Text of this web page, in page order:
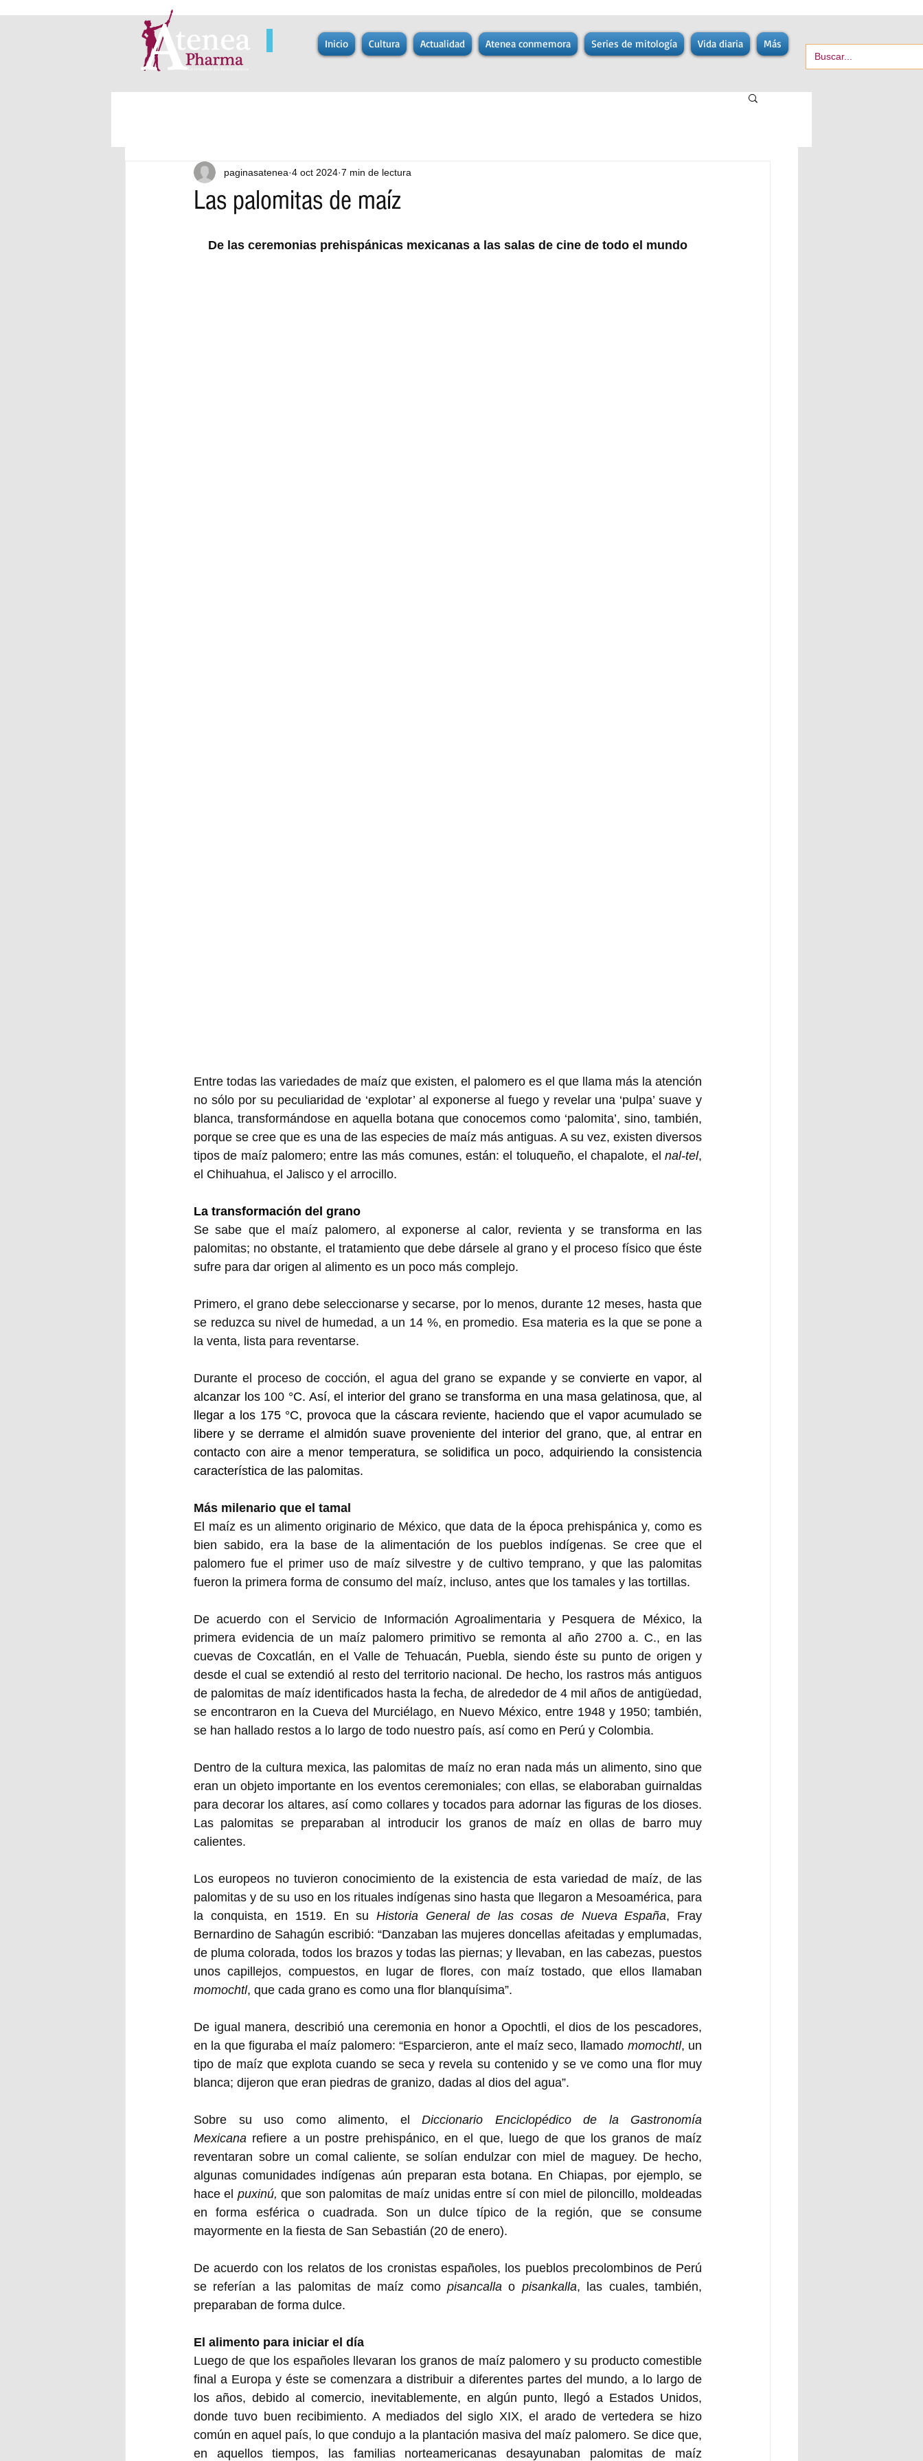
Inicio Cultura Actualidad Atenea conmemora Series de mitología Vida diaria Más
Las palomitas de maíz
paginasatenea 4 oct 2024 7 min de lectura
De las ceremonias prehispánicas mexicanas a las salas de cine de todo el mundo
Entre todas las variedades de maíz que existen, el palomero es el que llama más la atención
no sólo por su peculiaridad de ‘explotar’ al exponerse al fuego y revelar una ‘pulpa’ suave y
blanca, transformándose en aquella botana que conocemos como ‘palomita’, sino, también,
porque se cree que es una de las especies de maíz más antiguas. A su vez, existen diversos
tipos de maíz palomero; entre las más comunes, están: el toluqueño, el chapalote, el nal-tel,
el Chihuahua, el Jalisco y el arrocillo.
La transformación del grano
Se sabe que el maíz palomero, al exponerse al calor, revienta y se transforma en las
palomitas; no obstante, el tratamiento que debe dársele al grano y el proceso físico que éste
sufre para dar origen al alimento es un poco más complejo.
Primero, el grano debe seleccionarse y secarse, por lo menos, durante 12 meses, hasta que
se reduzca su nivel de humedad, a un 14 %, en promedio. Esa materia es la que se pone a
la venta, lista para reventarse.
Durante el proceso de cocción, el agua del grano se expande y se convierte en vapor, al
alcanzar los 100 °C. Así, el interior del grano se transforma en una masa gelatinosa, que, al
llegar a los 175 °C, provoca que la cáscara reviente, haciendo que el vapor acumulado se
libere y se derrame el almidón suave proveniente del interior del grano, que, al entrar en
contacto con aire a menor temperatura, se solidifica un poco, adquiriendo la consistencia
característica de las palomitas.
Más milenario que el tamal
El maíz es un alimento originario de México, que data de la época prehispánica y, como es
bien sabido, era la base de la alimentación de los pueblos indígenas. Se cree que el
palomero fue el primer uso de maíz silvestre y de cultivo temprano, y que las palomitas
fueron la primera forma de consumo del maíz, incluso, antes que los tamales y las tortillas.
De acuerdo con el Servicio de Información Agroalimentaria y Pesquera de México, la
primera evidencia de un maíz palomero primitivo se remonta al año 2700 a. C., en las
cuevas de Coxcatlán, en el Valle de Tehuacán, Puebla, siendo éste su punto de origen y
desde el cual se extendió al resto del territorio nacional. De hecho, los rastros más antiguos
de palomitas de maíz identificados hasta la fecha, de alrededor de 4 mil años de antigüedad,
se encontraron en la Cueva del Murciélago, en Nuevo México, entre 1948 y 1950; también,
se han hallado restos a lo largo de todo nuestro país, así como en Perú y Colombia.
Dentro de la cultura mexica, las palomitas de maíz no eran nada más un alimento, sino que
eran un objeto importante en los eventos ceremoniales; con ellas, se elaboraban guirnaldas
para decorar los altares, así como collares y tocados para adornar las figuras de los dioses.
Las palomitas se preparaban al introducir los granos de maíz en ollas de barro muy
calientes.
Los europeos no tuvieron conocimiento de la existencia de esta variedad de maíz, de las
palomitas y de su uso en los rituales indígenas sino hasta que llegaron a Mesoamérica, para
la conquista, en 1519. En su Historia General de las cosas de Nueva España, Fray
Bernardino de Sahagún escribió: “Danzaban las mujeres doncellas afeitadas y emplumadas,
de pluma colorada, todos los brazos y todas las piernas; y llevaban, en las cabezas, puestos
momochtl, que cada grano es como una flor blanquísima”.
De igual manera, describió una ceremonia en honor a Opochtli, el dios de los pescadores,
en la que figuraba el maíz palomero: “Esparcieron, ante el maíz seco, llamado momochtl, un
tipo de maíz que explota cuando se seca y revela su contenido y se ve como una flor muy
blanca; dijeron que eran piedras de granizo, dadas al dios del agua”.
Sobre su uso como alimento, el Diccionario Enciclopédico de la Gastronomía
Mexicana refiere a un postre prehispánico, en el que, luego de que los granos de maíz
reventaran sobre un comal caliente, se solían endulzar con miel de maguey. De hecho,
algunas comunidades indígenas aún preparan esta botana. En Chiapas, por ejemplo, se
hace el puxinú, que son palomitas de maíz unidas entre sí con miel de piloncillo, moldeadas
en forma esférica o cuadrada. Son un dulce típico de la región, que se consume
mayormente en la fiesta de San Sebastián (20 de enero).
De acuerdo con los relatos de los cronistas españoles, los pueblos precolombinos de Perú
se referían a las palomitas de maíz como pisancalla o pisankalla, las cuales, también,
preparaban de forma dulce.
El alimento para iniciar el día
Luego de que los españoles llevaran los granos de maíz palomero y su producto comestible
final a Europa y éste se comenzara a distribuir a diferentes partes del mundo, a lo largo de
los años, debido al comercio, inevitablemente, en algún punto, llegó a Estados Unidos,
donde tuvo buen recibimiento. A mediados del siglo XIX, el arado de vertedera se hizo
común en aquel país, lo que condujo a la plantación masiva del maíz palomero. Se dice que,
en aquellos tiempos, las familias norteamericanas desayunaban palomitas de maíz